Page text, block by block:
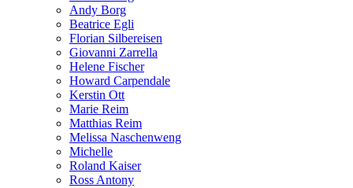
Andy Borg
Beatrice Egli
Florian Silbereisen
Giovanni Zarrella
Helene Fischer
Howard Carpendale
Kerstin Ott
Marie Reim
Matthias Reim
Melissa Naschenweng
Michelle
Roland Kaiser
Ross Antony